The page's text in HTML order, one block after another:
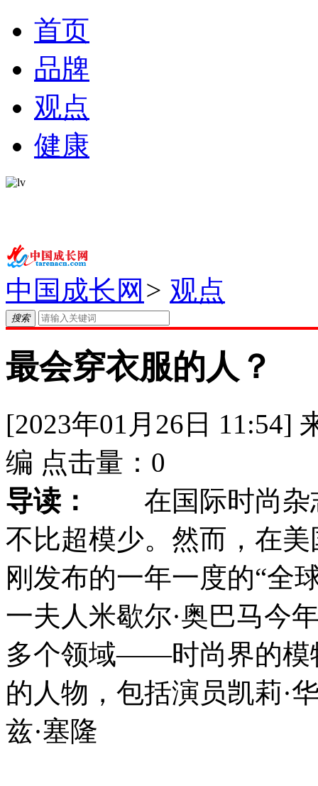
首页
品牌
观点
健康
中国成长网 > 观点
搜索
最会穿衣服的人？
[2023年01月26日 11:54]
编 点击量： 0
导读：
在国际时尚杂
不比超模少。然而，在
刚发布的一年一度的“全
一夫人米歇尔·奥巴马今
多个领域——时尚界的模
的人物，包括演员凯莉·
兹·塞隆